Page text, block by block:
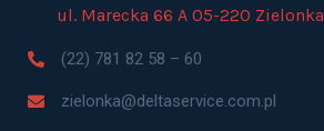
ul. Marecka 66 A 05-220 Zielonka
(22) 781 82 58 – 60
zielonka@deltaservice.com.pl